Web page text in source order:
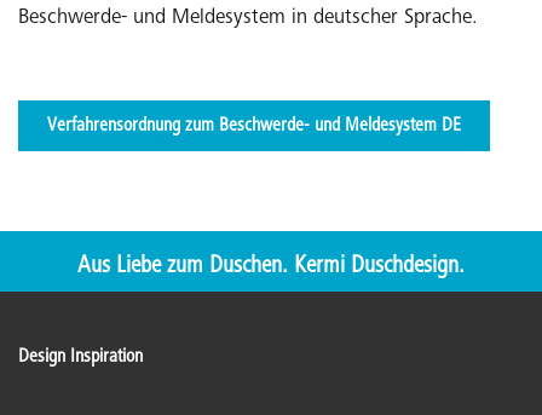
Beschwerde- und Meldesystem in deutscher Sprache.
Verfahrensordnung zum Beschwerde- und Meldesystem DE
Aus Liebe zum Duschen. Kermi Duschdesign.
Design Inspiration